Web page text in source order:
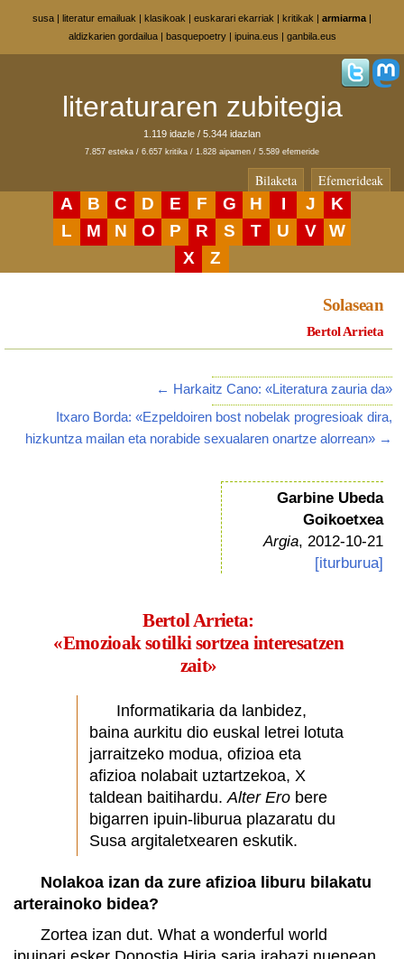
susa | literatur emailuak | klasikoak | euskarari ekarriak | kritikak | armiarma |
aldizkarien gordailua| basquepoetry| ipuina.eus | ganbila.eus
literaturaren zubitegia
1.119 idazle / 5.344 idazlan
7.857 esteka / 6.657 kritika / 1.828 aipamen / 5.589 efemeride
Bilaketa Efemerideak
A B C D E F G H I J
K
L
M N O P R S T U V
W
X
Z
Solasean
Bertol Arrieta
← Harkaitz Cano: «Literatura zauria da»
Itxaro Borda: «Ezpeldoiren bost nobelak progresioak dira,
hizkuntza mailan eta norabide sexualaren onartze alorrean» →
Garbine Ubeda
Goikoetxea
Argia, 2012-10-21
[iturburua]
Bertol Arrieta:
«Emozioak sotilki sortzea interesatzen
zait»
Informatikaria da lanbidez,
baina aurkitu dio euskal letrei lotuta
jarraitzeko modua, ofizioa eta
afizioa nolabait uztartzekoa, X
taldean baitihardu. Alter Ero bere
bigarren ipuin-liburua plazaratu du
Susa argitaletxearen eskutik.
Nolakoa izan da zure afizioa liburu bilakatu
arterainoko bidea?
Zortea izan dut. What a wonderful world